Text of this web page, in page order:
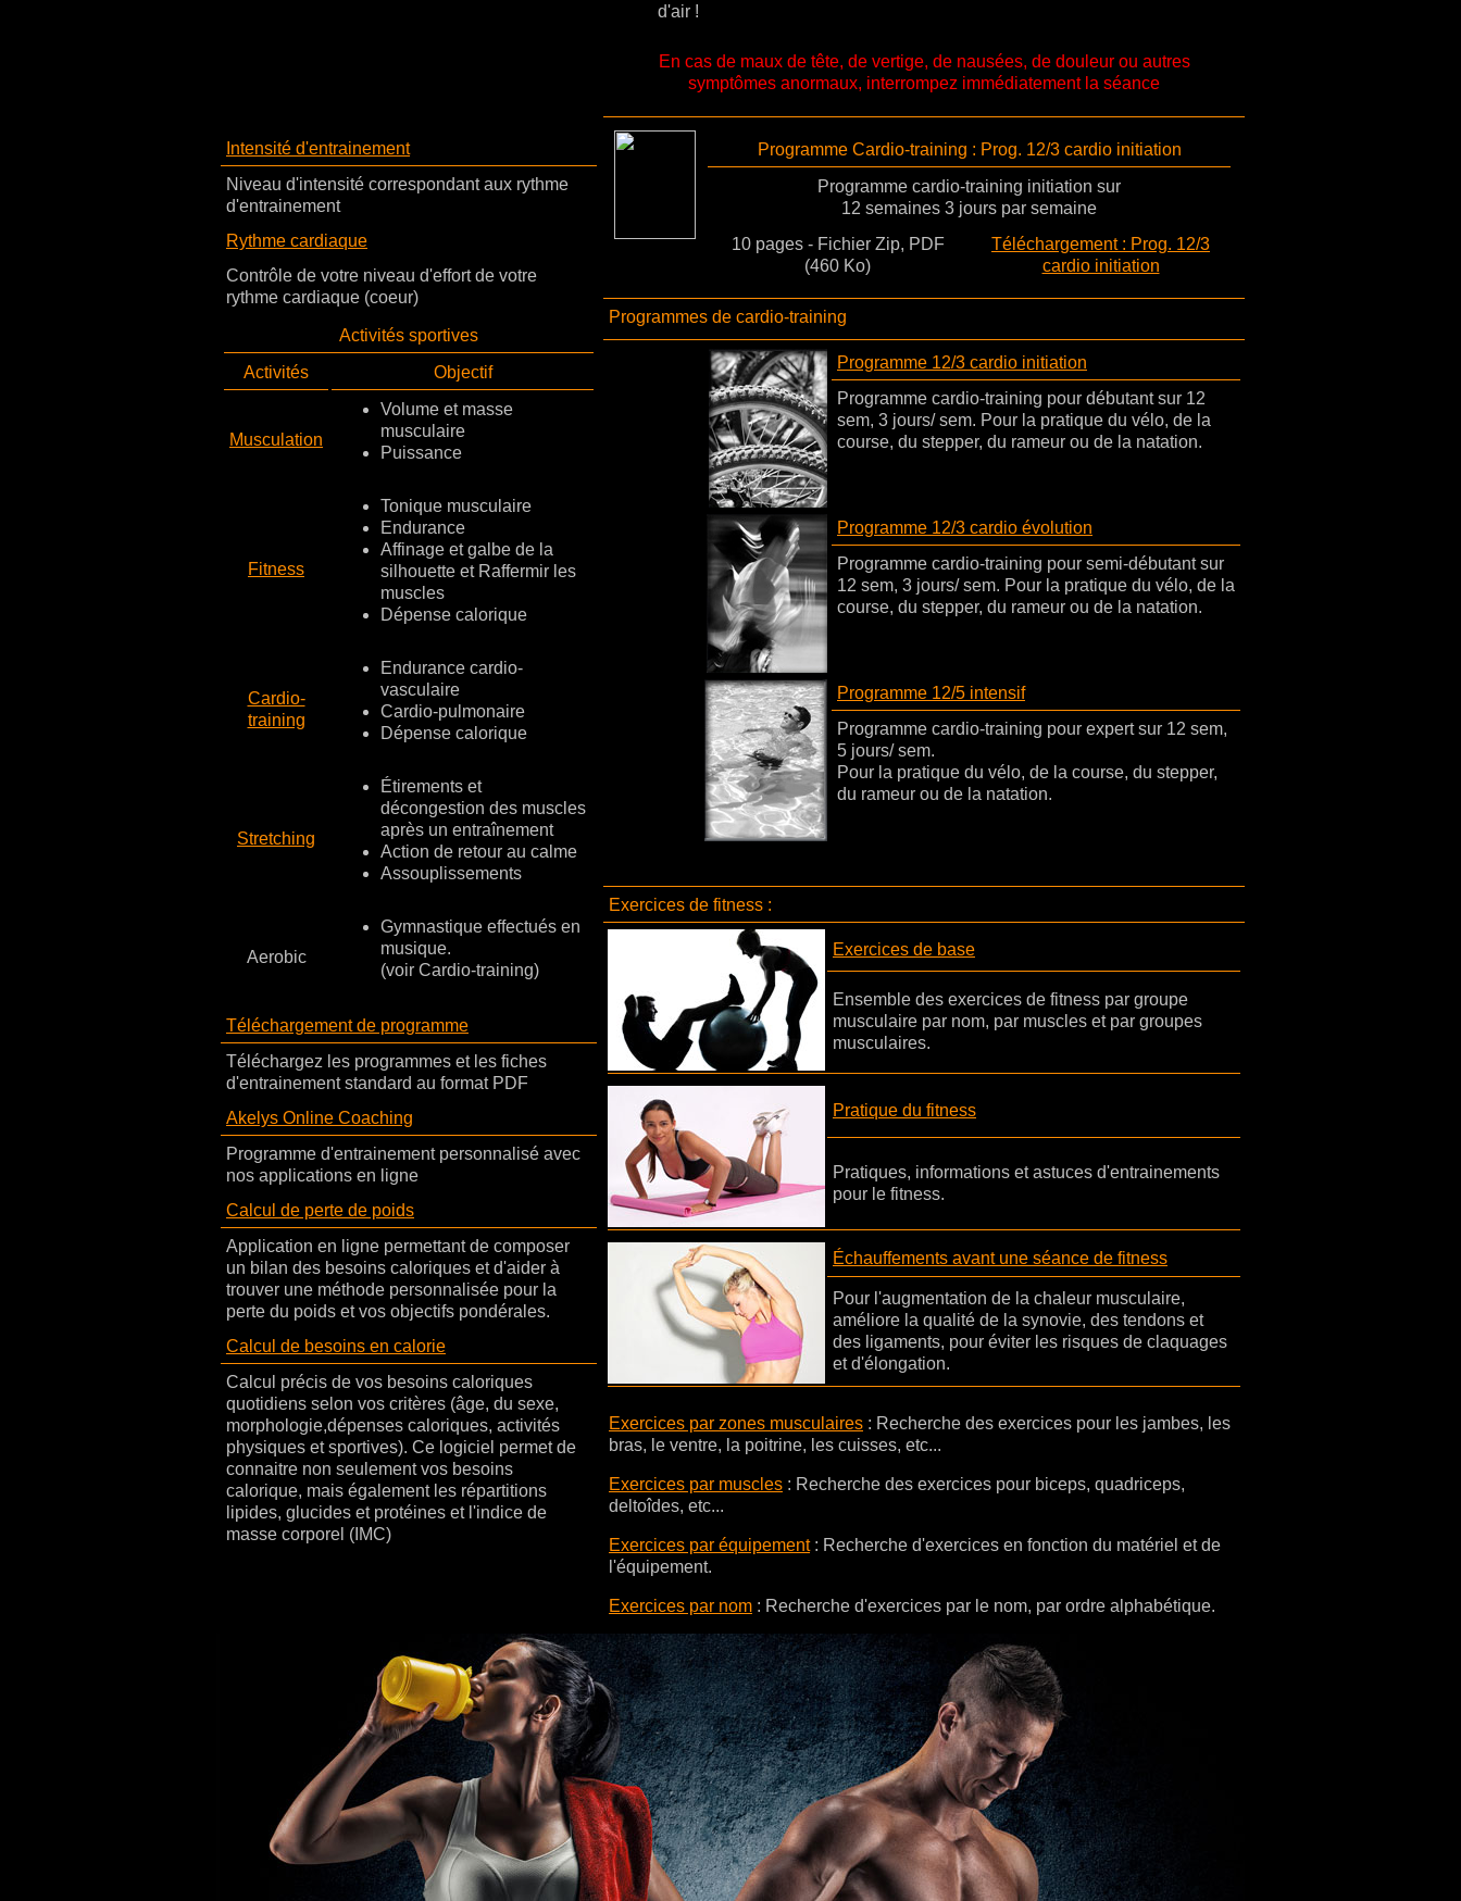
Intensité d'entrainement
Niveau d'intensité correspondant aux rythme
d'entrainement
Rythme cardiaque
Contrôle de votre niveau d'effort de votre
rythme cardiaque (coeur)
Activités sportives
Activités
Objectif
Musculation
Volume et masse
musculaire
Puissance
Fitness
Tonique musculaire
Endurance
Affinage et galbe de la
silhouette et Raffermir les
muscles
Dépense calorique
Cardio-
training
Endurance cardio-
vasculaire
Cardio-pulmonaire
Dépense calorique
Stretching
Étirements et
décongestion des muscles
après un entraînement
Action de retour au calme
Assouplissements
Aerobic
Gymnastique effectués en
musique.
(voir Cardio-training)
Téléchargement de programme
Téléchargez les programmes et les fiches
d'entrainement standard au format PDF
Akelys Online Coaching
Programme d'entrainement personnalisé avec
nos applications en ligne
Calcul de perte de poids
Application en ligne permettant de composer
un bilan des besoins caloriques et d'aider à
trouver une méthode personnalisée pour la
perte du poids et vos objectifs pondérales.
Calcul de besoins en calorie
Calcul précis de vos besoins caloriques
quotidiens selon vos critères (âge, du sexe,
morphologie,dépenses caloriques, activités
physiques et sportives). Ce logiciel permet de
connaitre non seulement vos besoins
calorique, mais également les répartitions
lipides, glucides et protéines et l'indice de
masse corporel (IMC)
d'air !
En cas de maux de tête, de vertige, de nausées, de douleur ou autres
symptômes anormaux, interrompez immédiatement la séance
Programme Cardio-training : Prog. 12/3 cardio initiation
Programme cardio-training initiation sur
12 semaines 3 jours par semaine
10 pages - Fichier Zip, PDF
(460 Ko)
Téléchargement : Prog. 12/3
cardio initiation
Programmes de cardio-training
Programme 12/3 cardio initiation
Programme cardio-training pour débutant sur 12
sem, 3 jours/ sem. Pour la pratique du vélo, de la
course, du stepper, du rameur ou de la natation.
Programme 12/3 cardio évolution
Programme cardio-training pour semi-débutant sur
12 sem, 3 jours/ sem. Pour la pratique du vélo, de la
course, du stepper, du rameur ou de la natation.
Programme 12/5 intensif
Programme cardio-training pour expert sur 12 sem,
5 jours/ sem.
Pour la pratique du vélo, de la course, du stepper,
du rameur ou de la natation.
Exercices de fitness :
Exercices de base
Ensemble des exercices de fitness par groupe
musculaire par nom, par muscles et par groupes
musculaires.
Pratique du fitness
Pratiques, informations et astuces d'entrainements
pour le fitness.
Échauffements avant une séance de fitness
Pour l'augmentation de la chaleur musculaire,
améliore la qualité de la synovie, des tendons et
des ligaments, pour éviter les risques de claquages
et d'élongation.
Exercices par zones musculaires : Recherche des exercices pour les jambes, les
bras, le ventre, la poitrine, les cuisses, etc...
Exercices par muscles : Recherche des exercices pour biceps, quadriceps,
deltoîdes, etc...
Exercices par équipement: Recherche d'exercices en fonction du matériel et de
l'équipement.
Exercices par nom : Recherche d'exercices par le nom, par ordre alphabétique.